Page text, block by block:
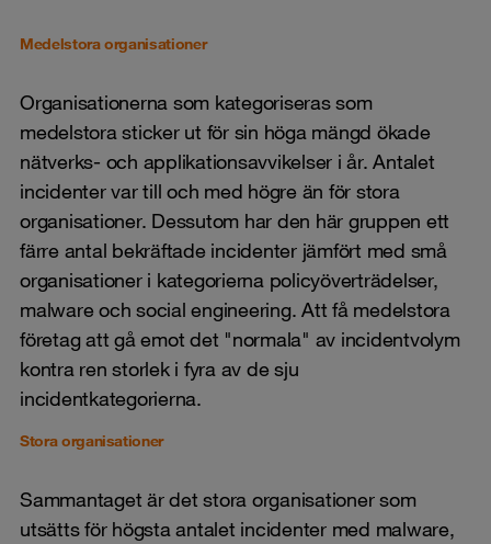
Medelstora organisationer
Organisationerna som kategoriseras som
medelstora sticker ut för sin höga mängd ökade
nätverks- och applikationsavvikelser i år. Antalet
incidenter var till och med högre än för stora
organisationer. Dessutom har den här gruppen ett
färre antal bekräftade incidenter jämfört med små
organisationer i kategorierna policyöverträdelser,
malware och social engineering. Att få medelstora
företag att gå emot det "normala" av incidentvolym
kontra ren storlek i fyra av de sju
incidentkategorierna.
Stora organisationer
Sammantaget är det stora organisationer som
utsätts för högsta antalet incidenter med malware,